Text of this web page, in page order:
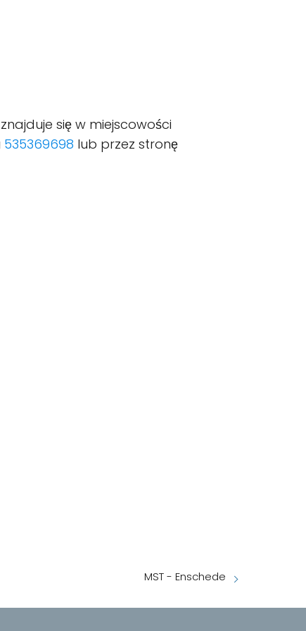
się w miejscowości
535369698 lub przez stronę
MST - Enschede